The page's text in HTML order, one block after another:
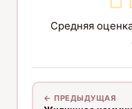
Средняя
← ПРЕДЫДУЩАЯ